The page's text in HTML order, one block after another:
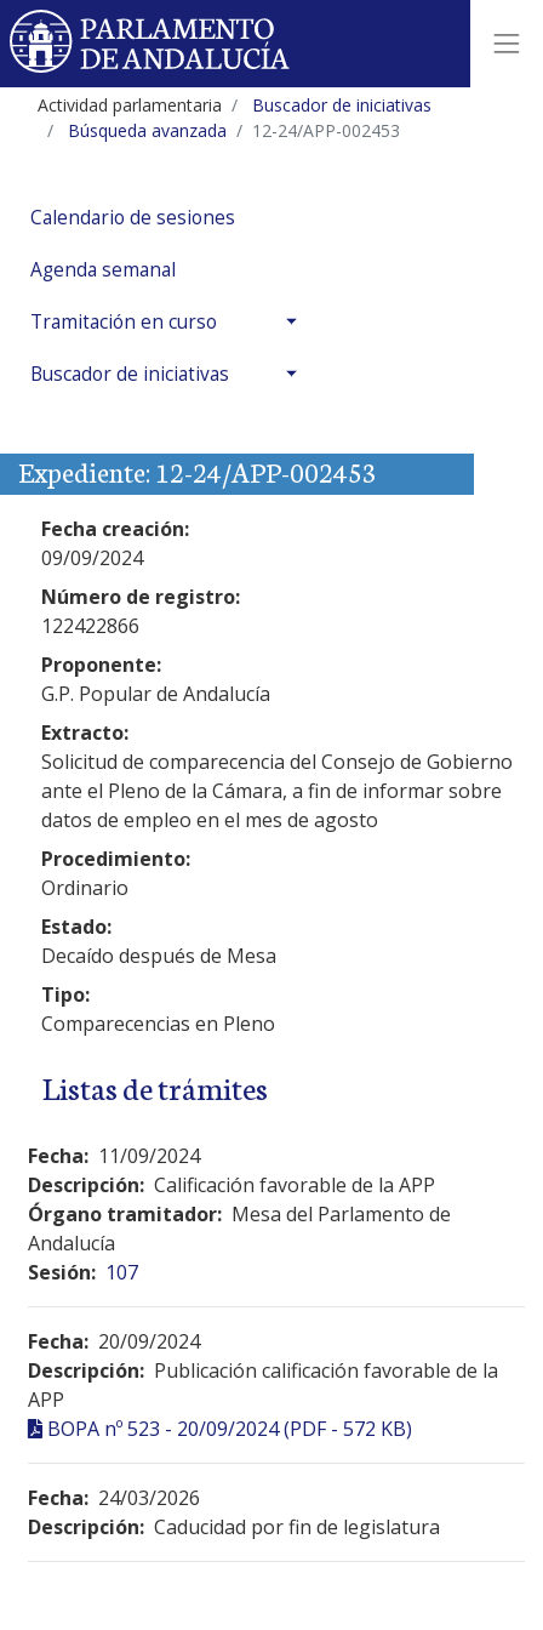
Actividad parlamentaria
Buscador de iniciativas
Búsqueda avanzada
12-24/APP-002453
Calendario de sesiones
Agenda semanal
Tramitación en curso
Buscador de iniciativas
Expediente: 12-24/APP-002453
Fecha creación:
09/09/2024
Número de registro:
122422866
Proponente:
G.P. Popular de Andalucía
Extracto:
Solicitud de comparecencia del Consejo de Gobierno
ante el Pleno de la Cámara, a fin de informar sobre
datos de empleo en el mes de agosto
Procedimiento:
Ordinario
Estado:
Decaído después de Mesa
Tipo:
Comparecencias en Pleno
Listas de trámites
Fecha: 11/09/2024
Descripción: Calificación favorable de la APP
Órgano tramitador: Mesa del Parlamento de
Andalucía
Sesión: 107
Fecha: 20/09/2024
Descripción: Publicación calificación favorable de la
APP
BOPA nº 523 - 20/09/2024 (PDF - 572 KB)
Fecha: 24/03/2026
Descripción: Caducidad por fin de legislatura